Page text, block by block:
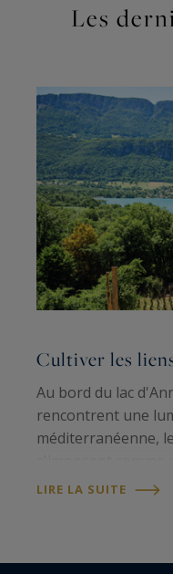
Les
Cultiver les
Au bord du lac
rencontrent une
méditerranéenne,
domaine viticole et
LIRE LA SUITE